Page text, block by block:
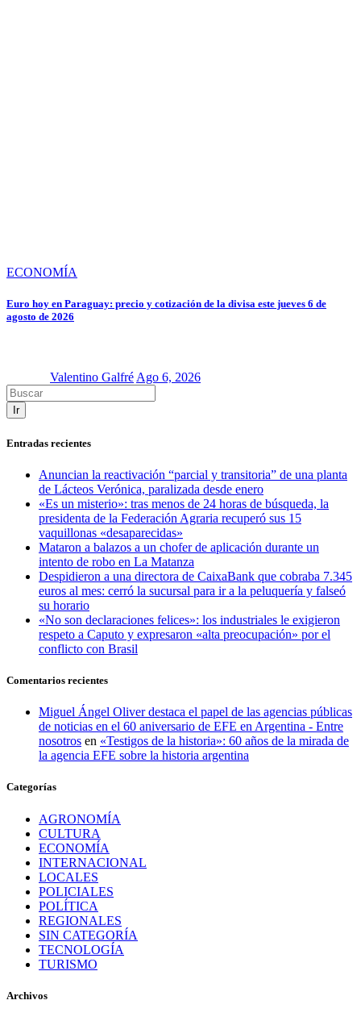
ECONOMÍA
Euro hoy en Paraguay: precio y cotización de la divisa este jueves 6 de
agosto de 2026
Valentino GalfréAgo 6, 2026
Ir
Entradas recientes
Anuncian la reactivación “parcial y transitoria” de una planta
de Lácteos Verónica, paralizada desde enero
«Es un misterio»: tras menos de 24 horas de búsqueda, la
presidenta de la Federación Agraria recuperó sus 15
vaquillonas «desaparecidas»
Mataron a balazos a un chofer de aplicación durante un
intento de robo en La Matanza
Despidieron a una directora de CaixaBank que cobraba 7.345
euros al mes: cerró la sucursal para ir a la peluquería y falseó
su horario
«No son declaraciones felices»: los industriales le exigieron
respeto a Caputo y expresaron «alta preocupación» por el
conflicto con Brasil
Comentarios recientes
Miguel Ángel Oliver destaca el papel de las agencias públicas
de noticias en el 60 aniversario de EFE en Argentina - Entre
nosotros en «Testigos de la historia»: 60 años de la mirada de
la agencia EFE sobre la historia argentina
Categorías
AGRONOMÍA
CULTURA
ECONOMÍA
INTERNACIONAL
LOCALES
POLICIALES
POLÍTICA
REGIONALES
SIN CATEGORÍA
TECNOLOGÍA
TURISMO
Archivos